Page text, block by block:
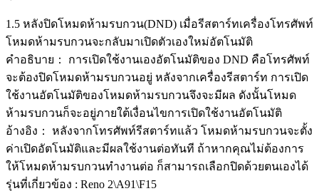
1.5 หลังปิดโหมดห้ามรบกวน(DND) เมื่อรีสตาร์ทเครื่องโทรศัพท์
โหมดห้ามรบกวนจะกลับมาเปิดตัวเองใหม่อัตโนมัติ
คำอธิบาย： การเปิดใช้งานเองอัตโนมัติของ DND คือโทรศัพท์
จะต้องปิดโหมดห้ามรบกวนอยู่ หลังจากเครื่องรีสตาร์ท การเปิด
ใช้งานอัตโนมัติของโหมดห้ามรบกวนจึงจะมีผล ดังนั้นโหมด
ห้ามรบกวนก็จะอยู่ภายใต้เงื่อนไขการเปิดใช้งานอัตโนมัติ
อ้างอิง： หลังจากโทรศัพท์รีสตาร์ทแล้ว โหมดห้ามรบกวนจะตั้ง
ค่าเปิดอัตโนมัติและมีผลใช้งานต่อทันที ถ้าหากคุณไม่ต้องการ
ให้โหมดห้ามรบกวนทำงานต่อ ก็สามารถเลือกปิดด้วยตนเองได้
รุ่นที่เกี่ยวข้อง : Reno 2\A91\F15